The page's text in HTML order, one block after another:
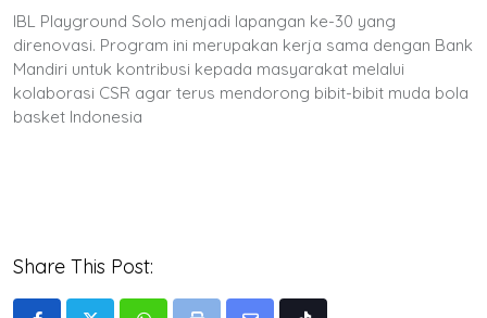
IBL Playground Solo menjadi lapangan ke-30 yang
direnovasi. Program ini merupakan kerja sama dengan Bank
Mandiri untuk kontribusi kepada masyarakat melalui
kolaborasi CSR agar terus mendorong bibit-bibit muda bola
basket Indonesia
Share This Post: